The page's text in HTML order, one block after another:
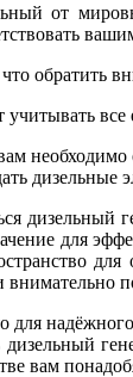
от
обратить
дизельные
для
вам